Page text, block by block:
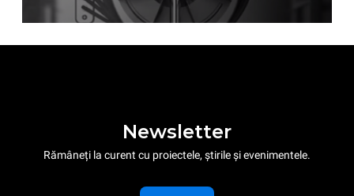
Newsletter
Rămâneți la curent cu proiectele, știrile și evenimentele.